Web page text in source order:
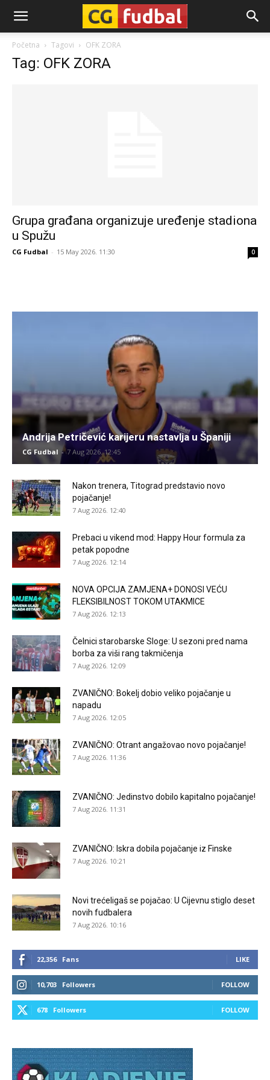
CG-
Fudbal
Početna Tagovi OFK ZORA
Tag: OFK ZORA
Grupa građana organizuje uređenje stadiona
u Spužu
CG Fudbal - 15 May 2026. 11:30 0
Andrija Petričević karijeru nastavlja u Španiji
CG Fudbal - 7 Aug 2026. 12:45
Nakon trenera, Titograd predstavio novo
pojačanje!
7 Aug 2026. 12:40
Prebaci u vikend mod: Happy Hour formula za
petak popodne
7 Aug 2026. 12:14
NOVA OPCIJA ZAMJENA+ DONOSI VEĆU
FLEKSIBILNOST TOKOM UTAKMICE
7 Aug 2026. 12:13
Čelnici starobarske Sloge: U sezoni pred nama
borba za viši rang takmičenja
7 Aug 2026. 12:09
ZVANIČNO: Bokelj dobio veliko pojačanje u
napadu
7 Aug 2026. 12:05
ZVANIČNO: Otrant angažovao novo pojačanje!
7 Aug 2026. 11:36
ZVANIČNO: Jedinstvo dobilo kapitalno pojačanje!
7 Aug 2026. 11:31
ZVANIČNO: Iskra dobila pojačanje iz Finske
7 Aug 2026. 10:21
Novi trećeligaš se pojačao: U Cijevnu stiglo deset
novih fudbalera
7 Aug 2026. 10:16
22,356 Fans LIKE
10,703 Followers FOLLOW
678 Followers FOLLOW